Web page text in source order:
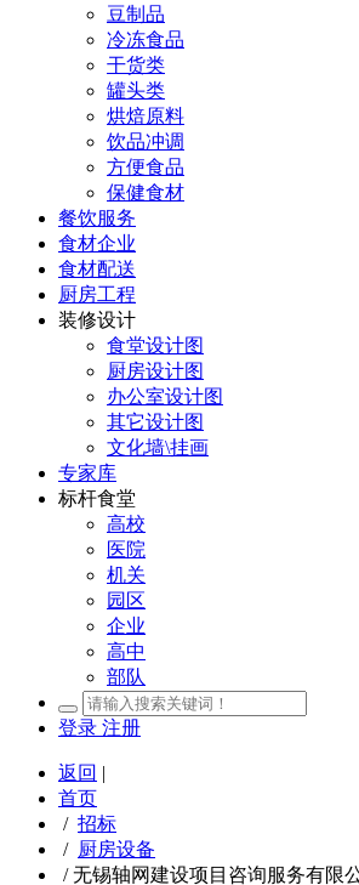
豆制品
冷冻食品
干货类
罐头类
烘焙原料
饮品冲调
方便食品
保健食材
餐饮服务
食材企业
食材配送
厨房工程
装修设计
食堂设计图
厨房设计图
办公室设计图
其它设计图
文化墙\挂画
专家库
标杆食堂
高校
医院
机关
园区
企业
高中
部队
登录 注册
返回 |
首页
/ 招标
/ 厨房设备
/无锡轴网建设项目咨询服务有限